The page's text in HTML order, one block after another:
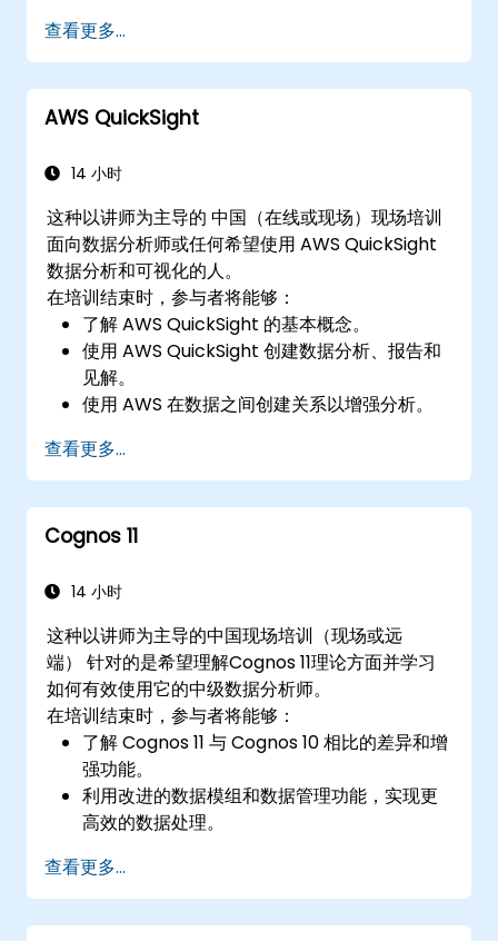
使用Alteryx脚本工具，包括Python和R。
查看更多...
AWS QuickSight
14 小时
这种以讲师为主导的 中国（在线或现场）现场培训
面向数据分析师或任何希望使用 AWS QuickSight
数据分析和可视化的人。
在培训结束时，参与者将能够：
了解 AWS QuickSight 的基本概念。
使用 AWS QuickSight 创建数据分析、报告和
见解。
使用 AWS 在数据之间创建关系以增强分析。
果。
查看更多...
Cognos 11
14 小时
这种以讲师为主导的中国现场培训（现场或远
端） 针对的是希望理解Cognos 11理论方面并学习
如何有效使用它的中级数据分析师。
在培训结束时，参与者将能够：
了解 Cognos 11 与 Cognos 10 相比的差异和增
强功能。
利用改进的数据模组和数据管理功能，实现更
高效的数据处理。
的最佳使用。
查看更多...